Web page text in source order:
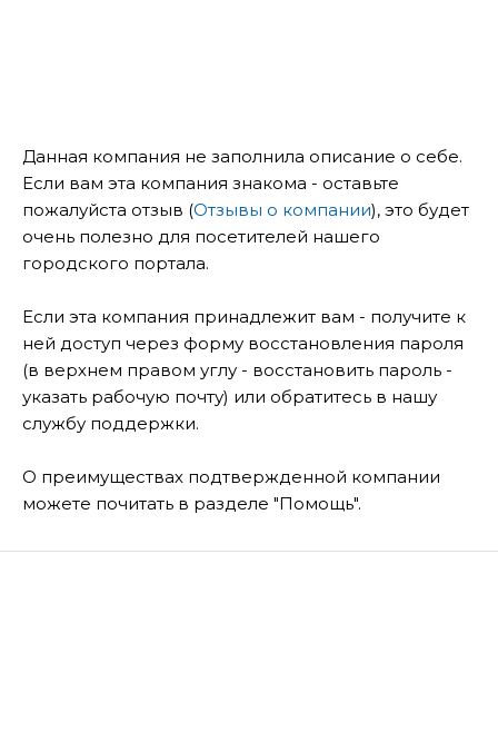
Данная компания не заполнила описание о себе.
Если вам эта компания знакома - оставьте
пожалуйста отзыв (Отзывы о компании), это будет
очень полезно для посетителей нашего
городского портала.
Если эта компания принадлежит вам - получите к
ней доступ через форму восстановления пароля
(в верхнем правом углу - восстановить пароль -
указать рабочую почту) или обратитесь в нашу
службу поддержки.
О преимуществах подтвержденной компании
можете почитать в разделе "Помощь".